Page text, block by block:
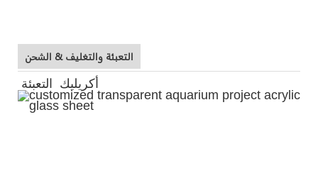
التعبئة والتغليف & الشحن
أكريليك التعبئة